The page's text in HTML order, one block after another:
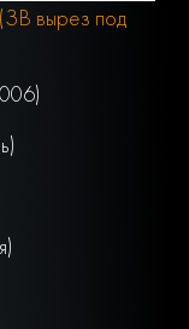
вырез под